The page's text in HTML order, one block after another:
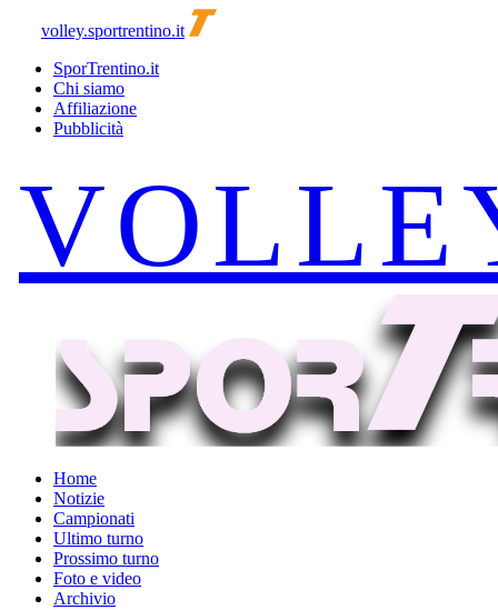
volley.sportrentino.it
SporTrentino.it
Chi siamo
Affiliazione
Pubblicità
Home
Notizie
Campionati
Ultimo turno
Prossimo turno
Foto e video
Archivio